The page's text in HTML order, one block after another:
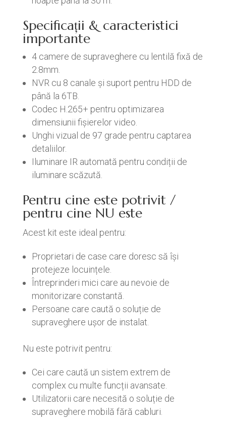
Specificații & caracteristici
importante
4 camere de supraveghere cu lentilă fixă de
2.8mm.
NVR cu 8 canale și suport pentru HDD de
până la 6TB.
Codec H.265+ pentru optimizarea
dimensiunii fișierelor video.
Unghi vizual de 97 grade pentru captarea
detaliilor.
Iluminare IR automată pentru condiții de
iluminare scăzută.
Pentru cine este potrivit /
pentru cine NU este
Acest kit este ideal pentru:
Proprietari de case care doresc să își
protejeze locuințele.
Întreprinderi mici care au nevoie de
monitorizare constantă.
Persoane care caută o soluție de
supraveghere ușor de instalat.
Nu este potrivit pentru:
Cei care caută un sistem extrem de
complex cu multe funcții avansate.
Utilizatorii care necesită o soluție de
supraveghere mobilă fără cabluri.